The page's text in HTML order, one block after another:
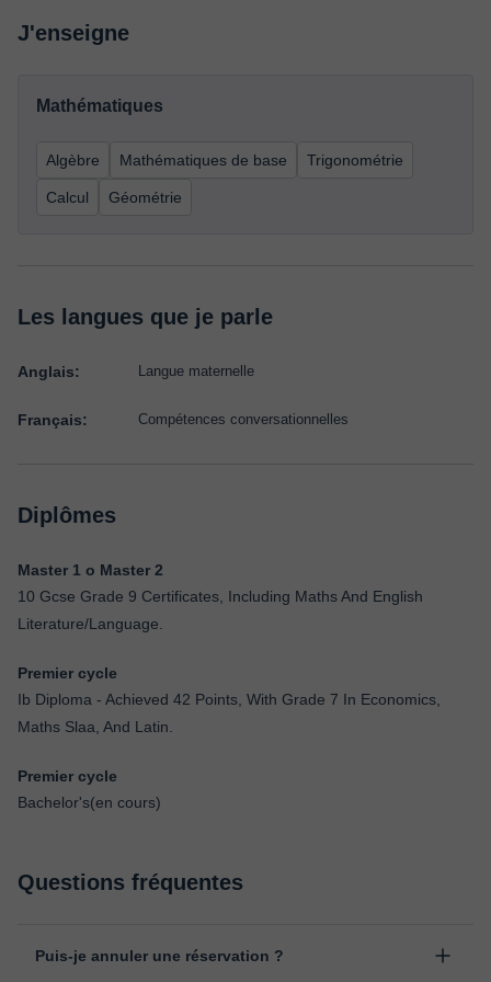
J'enseigne
Mathématiques
Algèbre Mathématiques de base Trigonométrie
Calcul Géométrie
Les langues que je parle
Anglais: Langue maternelle
Français: Compétences conversationnelles
Diplômes
Master 1 o Master 2
10 Gcse Grade 9 Certificates, Including Maths And English
Literature/Language.
Premier cycle
Ib Diploma - Achieved 42 Points, With Grade 7 In Economics,
Maths Slaa, And Latin.
Premier cycle
Bachelor's(en cours)
Questions fréquentes
Puis-je annuler une réservation ?